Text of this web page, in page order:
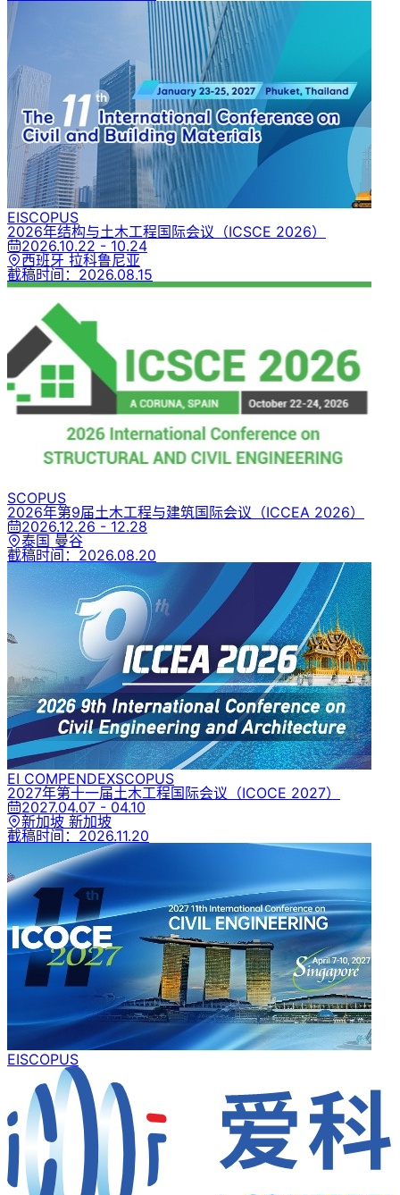
EISCOPUS
2026年结构与土木工程国际会议 （ICSCE 2026）
2026.10.22 - 10.24
西班牙 拉科鲁尼亚
截稿时间： 2026.08.15
SCOPUS
2026年第9届土木工程与建筑国际会议 （ICCEA 2026）
2026.12.26 - 12.28
泰国 曼谷
截稿时间： 2026.08.20
EI COMPENDEXSCOPUS
2027年第十一届土木工程国际会议 （ICOCE 2027）
2027.04.07 - 04.10
新加坡 新加坡
截稿时间： 2026.11.20
EISCOPUS